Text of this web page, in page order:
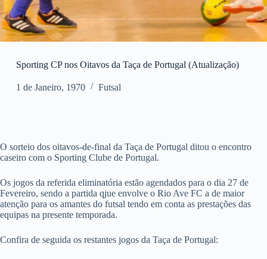
Sporting CP nos Oitavos da Taça de Portugal (Atualização)
1 de Janeiro, 1970 Futsal
O sorteio dos oitavos-de-final da Taça de Portugal ditou o encontro
caseiro com o Sporting Clube de Portugal.
Os jogos da referida eliminatória estão agendados para o dia 27 de
Fevereiro, sendo a partida qjue envolve o Rio Ave FC a de maior
atenção para os amantes do futsal tendo em conta as prestações das
equipas na presente temporada.
Confira de seguida os restantes jogos da Taça de Portugal: